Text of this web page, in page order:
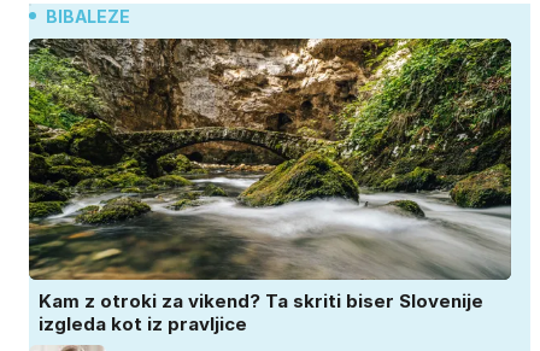
BIBALEZE
Kam z otroki za vikend? Ta skriti biser Slovenije
izgleda kot iz pravljice